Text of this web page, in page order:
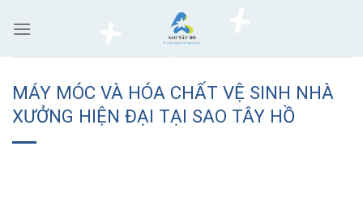
MÁY MÓC VÀ HÓA CHẤT VỆ SINH NHÀ
XƯỞNG HIỆN ĐẠI TẠI SAO TÂY HỒ